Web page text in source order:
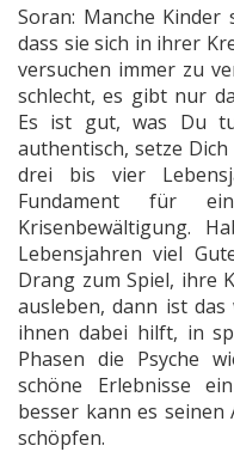
Soran: Manche
dass sie sich in ihrer
versuchen immer zu
schlecht, es gibt nur
Es ist gut, was Du
authentisch, setze
drei bis vier
Fundament für
Krisenbewältigung.
Lebensjahren viel
Drang zum Spiel, ihre
ausleben, dann ist
ihnen dabei hilft, in
Phasen die Psyche
schöne Erlebnisse
besser kann es
schöpfen.